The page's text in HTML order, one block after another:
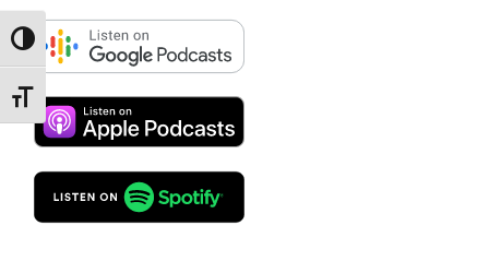
Alternar alto contraste
Alternar tamaño de letra